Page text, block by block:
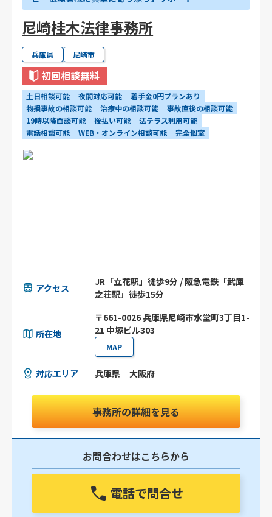
尼崎桂木法律事務所
兵庫県 尼崎市
初回相談無料
土日相談可能 夜間対応可能
着手金0円プランあり
物損事故の相談可能
治療中の相談可能
事故直後の相談可能
19時以降面談可能
後払い可能
法テラス利用可能
電話相談可能
WEB・オンライン相談可能 完全個室
アクセス
JR「立花駅」徒歩9分 / 阪急電鉄「武庫
之荘駅」徒歩15分
所在地
〒661-0026 兵庫県尼崎市水堂町3丁目1-
21 中塚ビル303
MAP
対応エリア 兵庫県 大阪府
事務所の詳細を見る
お問合わせはこちらから
電話で問合せ